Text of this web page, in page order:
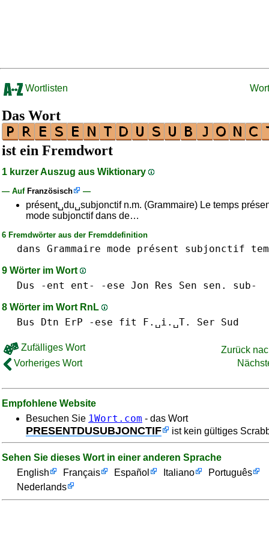
Wortlisten
Das Wort
ist ein Fremdwort
1 kurzer Auszug aus Wiktionary
— Auf Französisch —
présent␣du␣subjonctif n.m. (Grammaire) Le temps
mode subjonctif dans de…
6 Fremdwörter aus der Fremddefinition
dans Grammaire mode présent subjonctif
9 Wörter im Wort
Dus -ent ent- -ese Jon Res Sen sen. sub-
8 Wörter im Wort RnL
Bus Dtn ErP -ese fit F.␣i.␣T. Ser Sud
Zufälliges Wort
Zurück
Vorheriges Wort
Empfohlene Website
Besuchen Sie 1Wort.com - das Wort
PRESENTDUSUBJONCTIF ist kein gültiges
Sehen Sie dieses Wort in einer anderen Sprache
English
Français Español Italiano
Português
Nederlands